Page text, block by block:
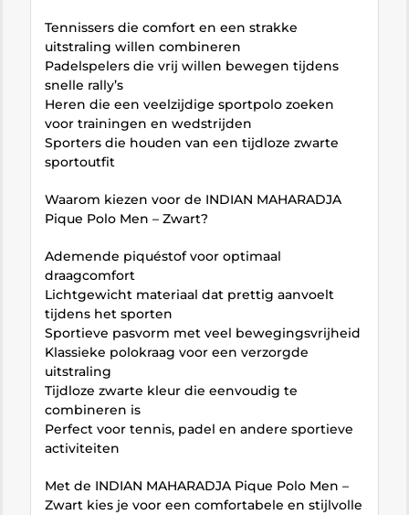
Tennissers die comfort en een strakke
uitstraling willen combineren
Padelspelers die vrij willen bewegen tijdens
snelle rally’s
Heren die een veelzijdige sportpolo zoeken
voor trainingen en wedstrijden
Sporters die houden van een tijdloze zwarte
sportoutfit
Waarom kiezen voor de INDIAN MAHARADJA
Pique Polo Men – Zwart?
Ademende piquéstof voor optimaal
draagcomfort
Lichtgewicht materiaal dat prettig aanvoelt
tijdens het sporten
Sportieve pasvorm met veel bewegingsvrijheid
Klassieke polokraag voor een verzorgde
uitstraling
Tijdloze zwarte kleur die eenvoudig te
combineren is
Perfect voor tennis, padel en andere sportieve
activiteiten
Met de INDIAN MAHARADJA Pique Polo Men –
Zwart kies je voor een comfortabele en stijlvolle